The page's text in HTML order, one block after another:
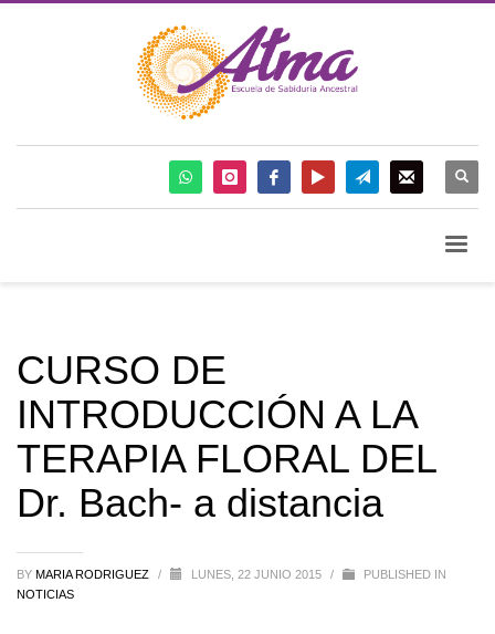
CURSO DE
INTRODUCCIÓN A LA
TERAPIA FLORAL DEL
Dr. Bach- a distancia
BY MARIA RODRIGUEZ / LUNES, 22 JUNIO 2015 /
PUBLISHED IN
NOTICIAS